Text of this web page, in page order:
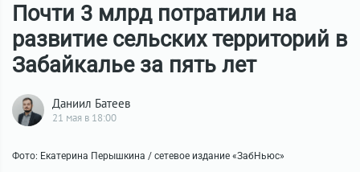
Почти 3 млрд потратили на
развитие сельских территорий в
Забайкалье за пять лет
Даниил Батеев
21 мая в 18:00
Фото: Екатерина Перышкина / сетевое издание «ЗабНьюс»